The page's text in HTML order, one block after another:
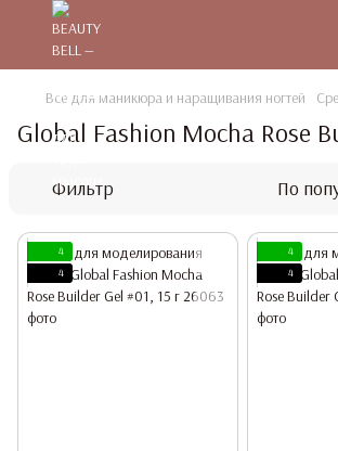
Все для маникюра и наращивания ногтей
Global Fashion Mocha Rose
Фильтр По
4
4
4
4